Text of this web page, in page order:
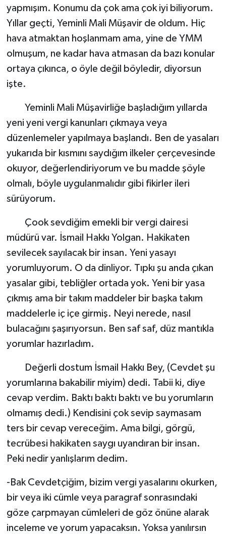
yapmışım. Konumu da çok ama çok iyi biliyorum.
Yıllar geçti, Yeminli Mali Müşavir de oldum. Hiç
hava atmaktan hoşlanmam ama, yine de YMM
olmuşum, ne kadar hava atmasan da bazı konular
ortaya çıkınca, o öyle değil böyledir, diyorsun
işte.
Yeminli Mali Müşavirliğe başladığım yıllarda
yeni yeni vergi kanunları çıkmaya veya
düzenlemeler yapılmaya başlandı. Ben de yasaları
yukarıda bir kısmını saydığım ilkeler çerçevesinde
okuyor, değerlendiriyorum ve bu madde şöyle
olmalı, böyle uygulanmalıdır gibi fikirler ileri
sürüyorum.
Çook sevdiğim emekli bir vergi dairesi
müdürü var. İsmail Hakkı Yolgan. Hakikaten
sevilecek sayılacak bir insan. Yeni yasayı
yorumluyorum. O da dinliyor. Tıpkı şu anda çıkan
yasalar gibi, tebliğler ortada yok. Yeni bir yasa
çıkmış ama bir takım maddeler bir başka takım
maddelerle iç içe girmiş. Neyi nerede, nasıl
bulacağını şaşırıyorsun. Ben saf saf, düz mantıkla
yorumlar hazırladım.
Değerli dostum İsmail Hakkı Bey, (Cevdet şu
yorumlarına bakabilir miyim) dedi. Tabii ki, diye
cevap verdim. Baktı baktı baktı ve bu yorumların
olmamış dedi.) Kendisini çok sevip saymasam
ters bir cevap vereceğim. Ama bilgi, görgü,
tecrübesi hakikaten saygı uyandıran bir insan.
Peki nedir yanlışlarım dedim.
-Bak Cevdetçiğim, bizim vergi yasalarını okurken,
bir veya iki cümle veya paragraf sonrasındaki
göze çarpmayan cümleleri de göz önüne alarak
inceleme ve yorum yapacaksın. Yoksa yanılırsın